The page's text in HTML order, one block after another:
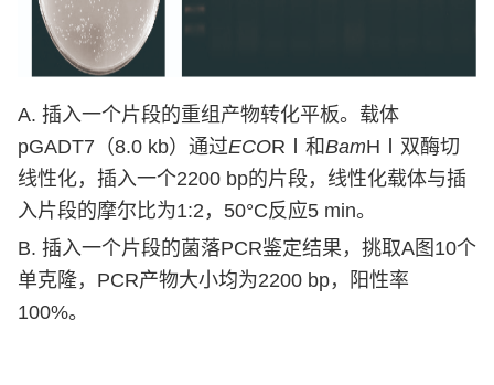
A. 插入一个片段的重组产物转化平板。载体
pGADT7 （8.0 kb）通过ECOR 和BamH
双酶切
线性化，插入一个2200 bp的片段，线性化载体与插
入片段的摩尔比为1:2 ， 50°C反应5 min。
B. 插入一个片段的菌落PCR鉴定结果，挑取A图 10个
单克隆， PCR产物大小均为2200 bp，阳性率
100%。